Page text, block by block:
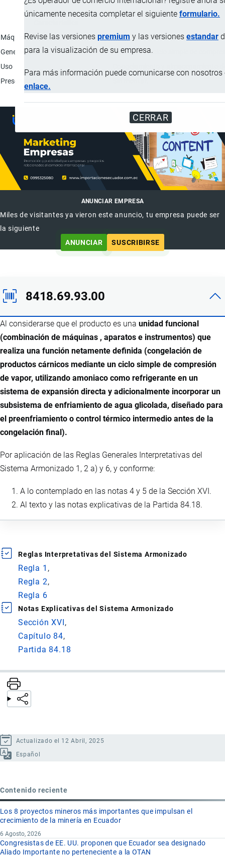
únicamente necesita completar el siguiente formulario.
Revise las versiones premium y las versiones estandar
para la visualización de su empresa.
Para más información puede comunicarse con nosotros
enlace.
CERRAR
Máquinas, aparatos e instrumentosCompresores; Tanques;
Generación de frío
Mediante un ciclo simple de
Uso
Presentación
ANUNCIAR EMPRESA
Miles de visitantes ya vieron este anuncio, tu empresa puede ser
la siguiente
ANUNCIAR
SUSCRIBIRSE
8418.69.93.00
Al considerarse que el producto es una unidad funcional
(combinación de máquinas , aparatos e instrumentos) que
realiza una función netamente definida (congelación de
productos cárnicos mediante un ciclo simple de compresión
de vapor, utilizando amoniaco como refrigerante en un
sistema de expansión directa y adicionalmente incorporar un
subsistema de enfriamiento de agua glicolada, diseñado para
el preenfriamiento o control térmico intermedio antes de la
congelación final).
Por aplicación de las Reglas Generales Interpretativas del
Sistema Armonizado 1, 2 a) y 6, y conforme:
A lo contemplado en las notas 4 y 5 de la Sección XVI.
Al texto y las notas explicativas de la Partida 84.18.
Reglas Interpretativas del Sistema Armonizado
Regla 1
Regla 2
Regla 6
Notas Explicativas del Sistema Armonizado
Sección XVI
Capítulo 84
Partida 84.18
Actualizado el 12 Abril, 2025
Español
Contenido reciente
Los 8 proyectos mineros más importantes que impulsan el
crecimiento de la minería en Ecuador
6 Agosto, 2026
Congresistas de EE. UU. proponen que Ecuador sea designado
Aliado Importante no perteneciente a la OTAN